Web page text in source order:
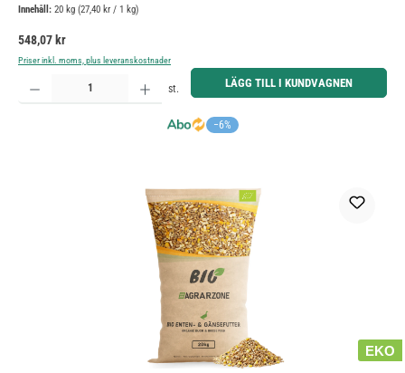
Innehåll: 20 kg (27,40 kr / 1 kg)
Ordinarie pris:
548,07 kr
Priser inkl. moms, plus leveranskostnader
−6%
Produktkvantitet: Ange önskat belopp eller använd knapparna för att öka eller minska kvantiteten.
st. LÄGG TILL I KUNDVAGNEN
EKO